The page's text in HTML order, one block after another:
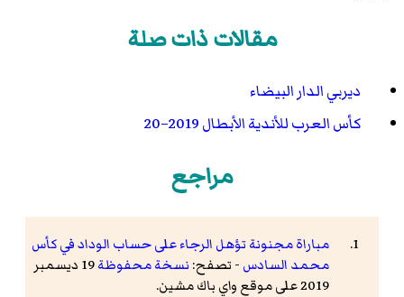
مقالات ذات صلة
ديربي الدار البيضاء
كأس العرب للأندية الأبطال 2019–20
مراجع
مباراة مجنونة تؤهل الرجاء على حساب الوداد في كأس
محمد السادس - تصفح: نسخة محفوظة
19 ديسمبر
2019 على موقع واي باك مشين.